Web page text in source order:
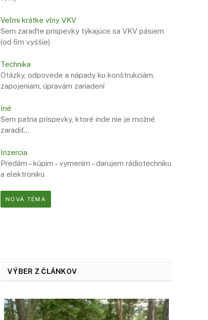
Veľmi krátke vlny VKV
Sem zaraďte príspevky týkajúce sa VKV pásiem
(od 6m vyššie)
Technika
Otázky, odpovede a nápady ku konštrukciám,
zapojeniam, úpravám zariadení
Iné
Sem patria príspevky, ktoré inde nie je možné
zaradiť…
Inzercia
Predám – kúpim – vymením – darujem rádiotechniku
a elektroniku
NOVÁ TÉMA
VÝBER Z ČLÁNKOV